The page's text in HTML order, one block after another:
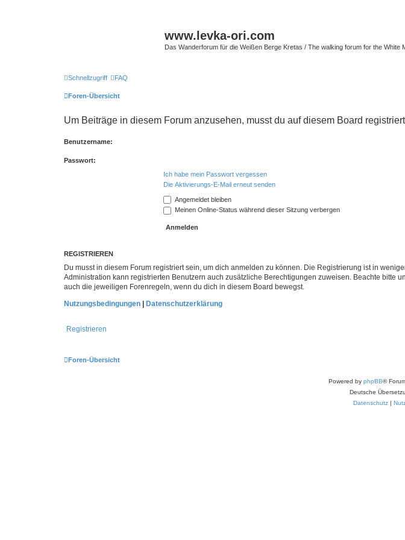
www.levka-ori.com
Das Wanderforum für die Weißen Berge Kretas / The walking forum for the White
Schnellzugriff FAQ
Foren-Übersicht
Um Beiträge in diesem Forum anzusehen, musst du auf diesem Board
Benutzername:
Passwort:
Ich habe mein Passwort vergessen
Die Aktivierungs-E-Mail erneut senden
Angemeldet bleiben
Meinen Online-Status während dieser Sitzung verbergen
REGISTRIEREN
Du musst in diesem Forum registriert sein, um dich anmelden zu können. Die Registrierung ist in
Administration kann registrierten Benutzern auch zusätzliche Berechtigungen zuweisen. Beachte
auch die jeweiligen Forenregeln, wenn du dich in diesem Board bewegst.
Nutzungsbedingungen
Datenschutzerklärung
Registrieren
Foren-Übersicht
Powered by phpBB®
Deutsche
Datenschutz|